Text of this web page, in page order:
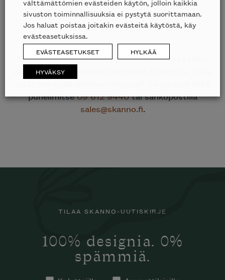
Etkö löytänyt etsimääsi?
Tiesithän, että kauttamme on mahdollista tilata
kaikkien edustamiemme merkkien tuotteita, jotka
puhelimitse09 612 9440tai sähköpostilla
sales@skanno.fi.
TILAA SKANNO-UUTISKIRJE
100% designia. 0%
spämmiä.
välttämättömien evästeiden käytön, jolloin kaikkia
sivuston toiminnallisuuksia ei pystytä suorittamaan.
Jos haluat poistaa joitakin evästeitä käytöstä, käy
evästeasetuksissa.
EVÄSTEASETUKSET HYLKÄÄ
HYVÄKSY